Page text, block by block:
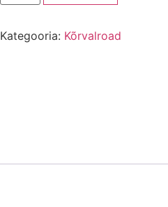
Kategooria: Kõrvalroad